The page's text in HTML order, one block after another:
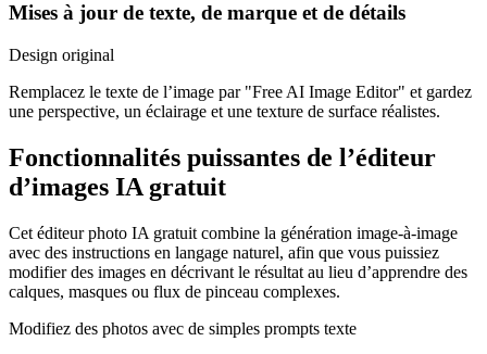
Mises à jour de texte, de marque et de détails
Design original
Remplacez le texte de l’image par "Free AI Image Editor" et gardez
une perspective, un éclairage et une texture de surface réalistes.
Fonctionnalités puissantes de l’éditeur
d’images IA gratuit
Cet éditeur photo IA gratuit combine la génération image-à-image
avec des instructions en langage naturel, afin que vous puissiez
modifier des images en décrivant le résultat au lieu d’apprendre des
calques, masques ou flux de pinceau complexes.
Modifiez des photos avec de simples prompts texte